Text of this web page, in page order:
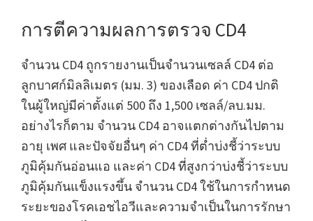
การตีความผลการตรวจ CD4
จำนวน CD4 ถูกรายงานเป็นจำนวนเซลล์ CD4 ต่อ
ลูกบาศก์มิลลิเมตร (มม. 3) ของเลือด ค่า CD4 ปกติ
ในผู้ใหญ่มีค่าตั้งแต่ 500 ถึง 1,500 เซลล์/ลบ.มม.
อย่างไรก็ตาม จำนวน CD4 อาจแตกต่างกันไปตาม
อายุ เพศ และปัจจัยอื่นๆ ค่า CD4 ที่ต่ำบ่งชี้ว่าระบบ
ภูมิคุ้มกันอ่อนแอ และค่า CD4 ที่สูงกว่าบ่งชี้ว่าระบบ
ภูมิคุ้มกันแข็งแรงขึ้น จำนวน CD4 ใช้ในการกำหนด
ระยะของโรคเอชไอวีและความจำเป็นในการรักษา